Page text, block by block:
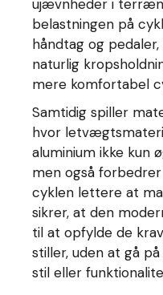
ujævnheder i
belastningen på
håndtag og
naturlig
mere komfortabel
Samtidig spiller
hvor
aluminium ikke kun
men også
cyklen lettere at
sikrer, at den
til at opfylde de
stiller, uden at gå
stil eller